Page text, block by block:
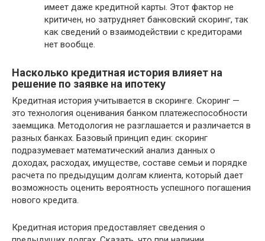
имеет даже кредитной карты. Этот фактор не
критичен, но затрудняет банковский скоринг, так
как сведений о взаимодействии с кредиторами
нет вообще.
Насколько кредитная история влияет на
решение по заявке на ипотеку
Кредитная история учитывается в скоринге. Скоринг —
это технология оценивания банком платежеспособности
заемщика. Методология не разглашается и различается в
разных банках. Базовый принцип един: скоринг
подразумевает математический анализ данных о
доходах, расходах, имуществе, составе семьи и порядке
расчета по предыдущим долгам клиента, который дает
возможность оценить вероятность успешного погашения
нового кредита.
Кредитная история предоставляет сведения о